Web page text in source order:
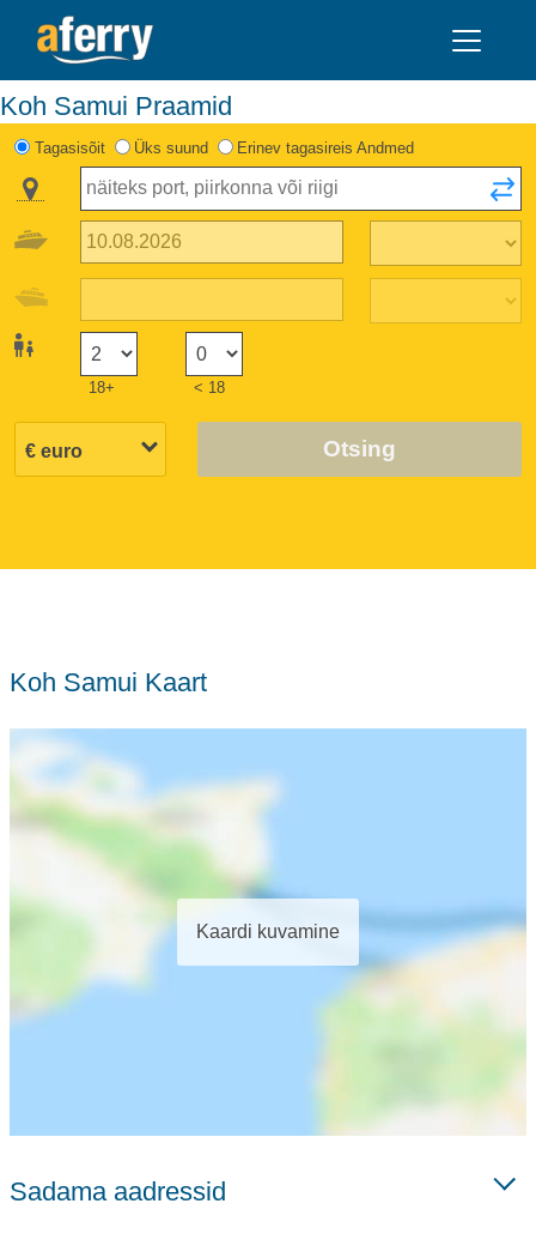
Koh Samui Praamid
Tagasisõit Üks suund Erinev tagasireis Andmed
18+ < 18
Otsing
Koh Samui Kaart
Kaardi kuvamine
Sadama aadressid